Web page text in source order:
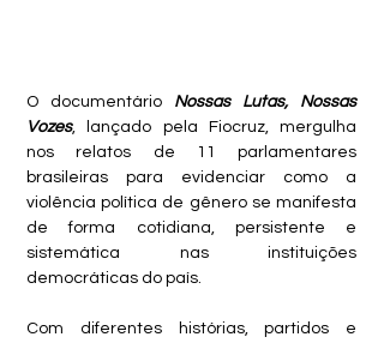
O documentário Nossas Lutas, Nossas
Vozes, lançado pela Fiocruz, mergulha
nos relatos de 11 parlamentares
brasileiras para evidenciar como a
violência política de gênero se manifesta
de forma cotidiana, persistente e
sistemática nas instituições
democráticas do país.
Com diferentes histórias, partidos e